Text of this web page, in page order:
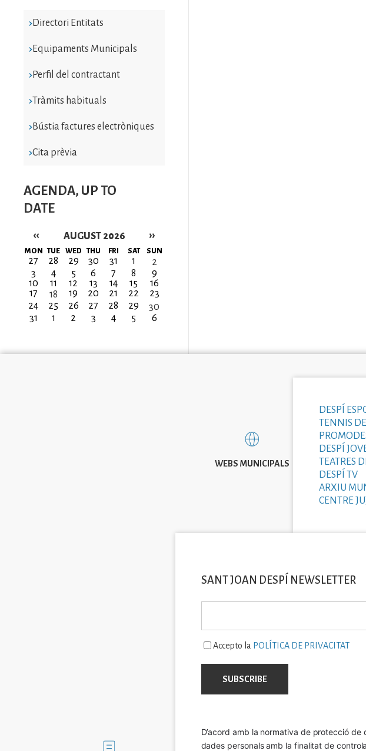
Directori Entitats
Equipaments Municipals
Perfil del contractant
Tràmits habituals
Bústia factures electròniques
Cita prèvia
AGENDA, UP TO
DATE
AUGUST 2026
Pagination
‹‹ ››
MON TUE WED THU FRI SAT SUN
27 28 29 30 31 1
2
3
4 5 6 7 8
9
10
11 12 13 14 15
16
17
18 19 20 21 22
23
24
25 26 27 28 29
30
31
1 2 3 4 5 6
WEBS MUNICIPALS
DESPÍ
TENNIS
DESPÍ
TEATRES
DESPÍ TV
ARXIU
CENTRE
Imatge
SANT JOAN DESPÍ NEWSLETTER
Accepto la POLÍTICA DE PRIVACITAT
D’acord amb la normativa de protecció de
dades personals amb la finalitat de